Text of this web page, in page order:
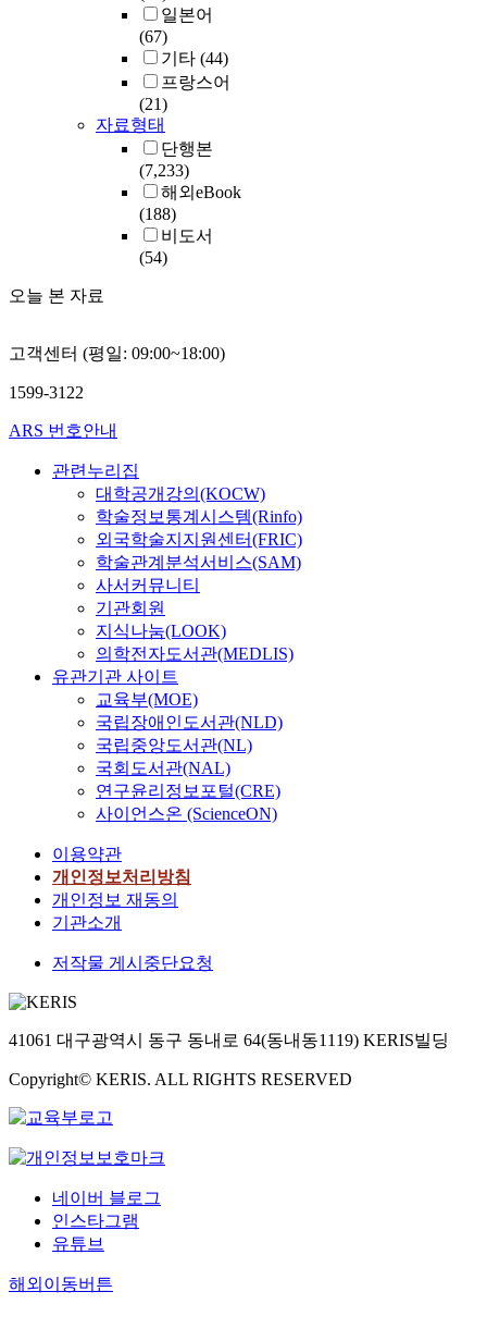
일본어
(67)
기타 (44)
프랑스어
(21)
자료형태
단행본
(7,233)
해외eBook
(188)
비도서
(54)
오늘 본 자료
고객센터 (평일: 09:00~18:00)
1599-3122
ARS 번호안내
관련누리집
대학공개강의(KOCW)
학술정보통계시스템(Rinfo)
외국학술지지원센터(FRIC)
학술관계분석서비스(SAM)
사서커뮤니티
기관회원
지식나눔(LOOK)
의학전자도서관(MEDLIS)
유관기관 사이트
교육부(MOE)
국립장애인도서관(NLD)
국립중앙도서관(NL)
국회도서관(NAL)
연구윤리정보포털(CRE)
사이언스온 (ScienceON)
이용약관
개인정보처리방침
개인정보 재동의
기관소개
저작물 게시중단요청
41061 대구광역시 동구 동내로 64(동내동1119) KERIS빌딩
Copyright© KERIS. ALL RIGHTS RESERVED
네이버 블로그
인스타그램
유튜브
해외이동버튼